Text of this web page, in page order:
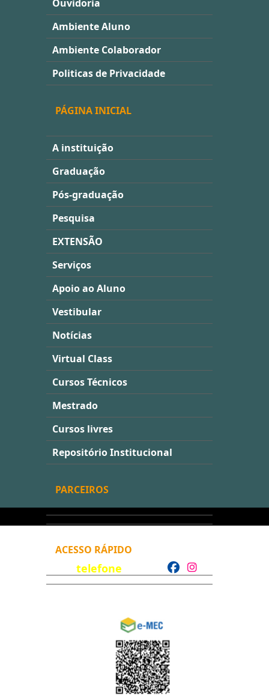
Ouvidoria
Ambiente Aluno
Ambiente Colaborador
Politicas de Privacidade
PÁGINA INICIAL
A instituição
Graduação
Pós-graduação
Pesquisa
EXTENSÃO
Serviços
Apoio ao Aluno
Vestibular
Notícias
Virtual Class
Cursos Técnicos
Mestrado
Cursos livres
Repositório Institucional
PARCEIROS
ACESSO RÁPIDO
telefone